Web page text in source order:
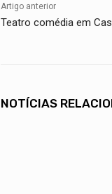
Artigo anterior
Teatro comédia em
NOTÍCIAS